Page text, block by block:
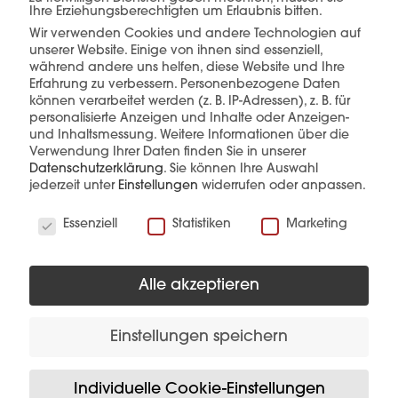
mehr erfahren
Diese Produkte könnten Sie auch
interessieren
Ihre Erziehungsberechtigten um Erlaubnis bitten.
Wir verwenden Cookies und andere Technologien auf
unserer Website. Einige von ihnen sind essenziell,
während andere uns helfen, diese Website und Ihre
Erfahrung zu verbessern. Personenbezogene Daten
können verarbeitet werden (z. B. IP-Adressen), z. B. für
personalisierte Anzeigen und Inhalte oder Anzeigen-
und Inhaltsmessung. Weitere Informationen über die
Verwendung Ihrer Daten finden Sie in unserer
Datenschutzerklärung. Sie können Ihre Auswahl
jederzeit unter Einstellungen widerrufen oder anpassen.
Essenziell
Statistiken Marketing
Alle akzeptieren
Einstellungen speichern
Individuelle Cookie-Einstellungen